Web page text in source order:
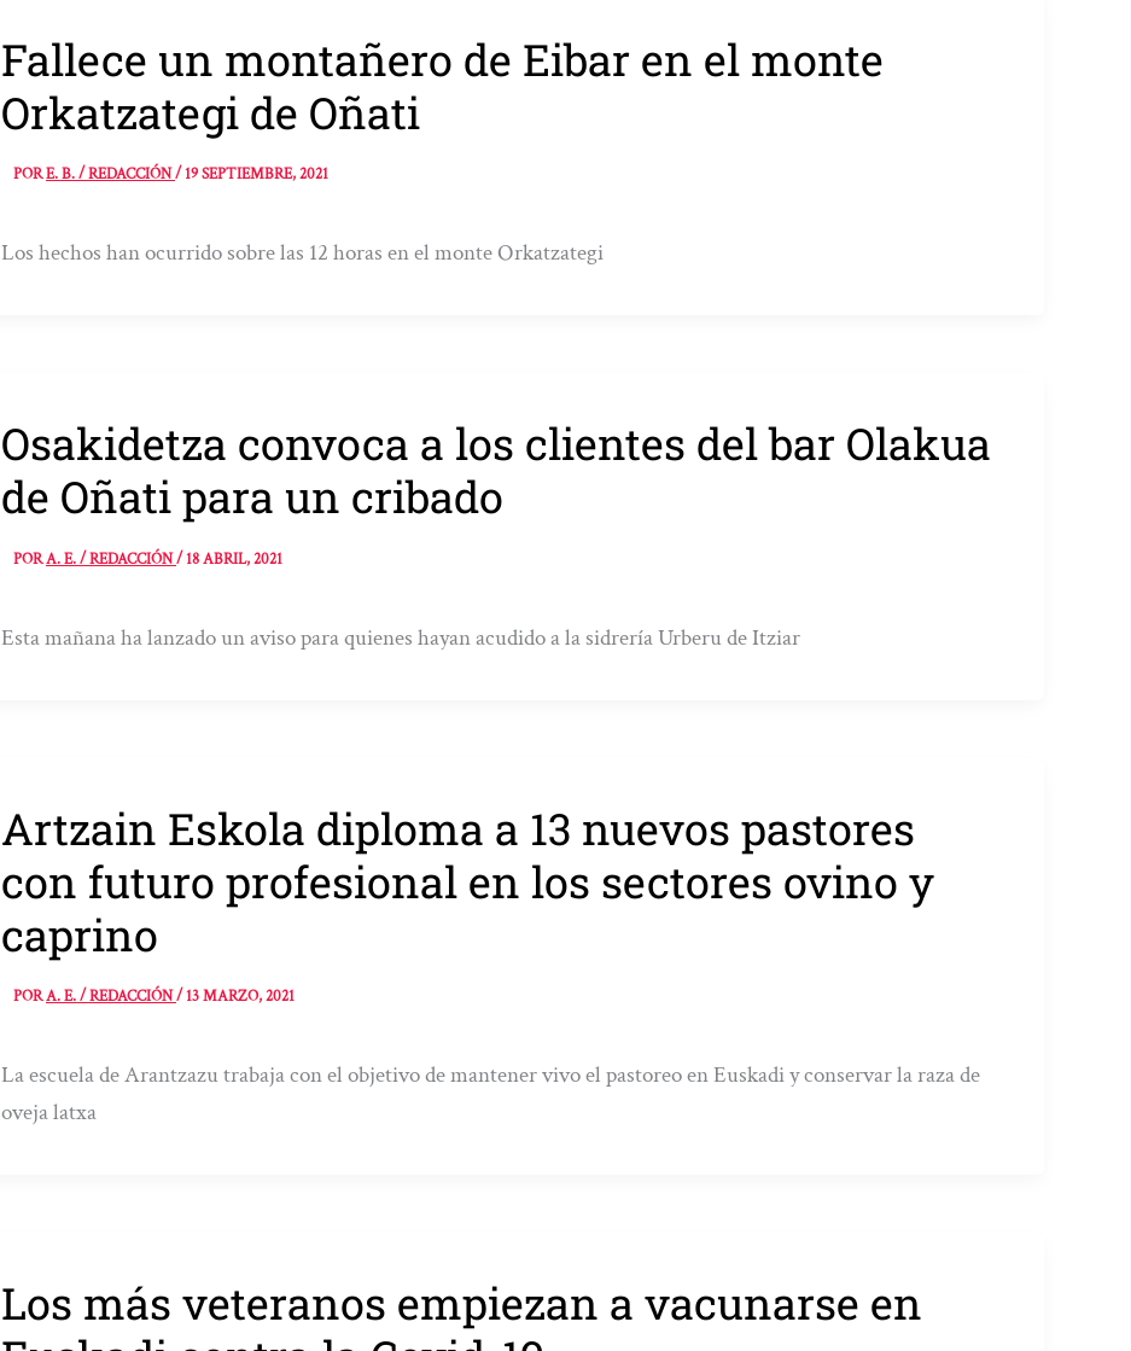
Fallece un montañero de Eibar en el monte
Orkatzategi de Oñati
PORE. B. / REDACCIÓN/19 SEPTIEMBRE, 2021
Los hechos han ocurrido sobre las 12 horas en el monte Orkatzategi
Osakidetza convoca a los clientes del bar Olakua
de Oñati para un cribado
PORA. E. / REDACCIÓN/18 ABRIL, 2021
Esta mañana ha lanzado un aviso para quienes hayan acudido a la sidrería Urberu de Itziar
Artzain Eskola diploma a 13 nuevos pastores
con futuro profesional en los sectores ovino y
caprino
PORA. E. / REDACCIÓN/13 MARZO, 2021
La escuela de Arantzazu trabaja con el objetivo de mantener vivo el pastoreo en Euskadi y conservar la raza de
oveja latxa
Los más veteranos empiezan a vacunarse en